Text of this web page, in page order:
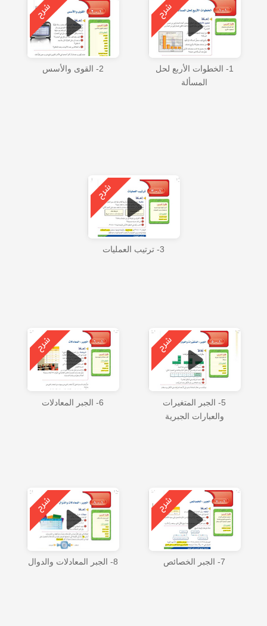
1- الخطوات الأربع لحل
المسألة
2- القوى والأسس
3- ترتيب العمليات
5- الجبر المتغيرات
والعبارات الجبرية
6- الجبر المعادلات
7- الجبر الخصائص 8- الجبر المعادلات والدوال